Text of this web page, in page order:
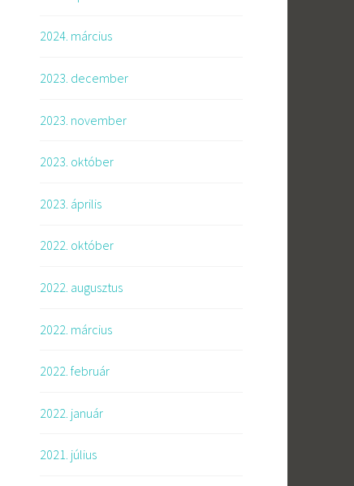
2024. március
2023. december
2023. november
2023. október
2023. április
2022. október
2022. augusztus
2022. március
2022. február
2022. január
2021. július